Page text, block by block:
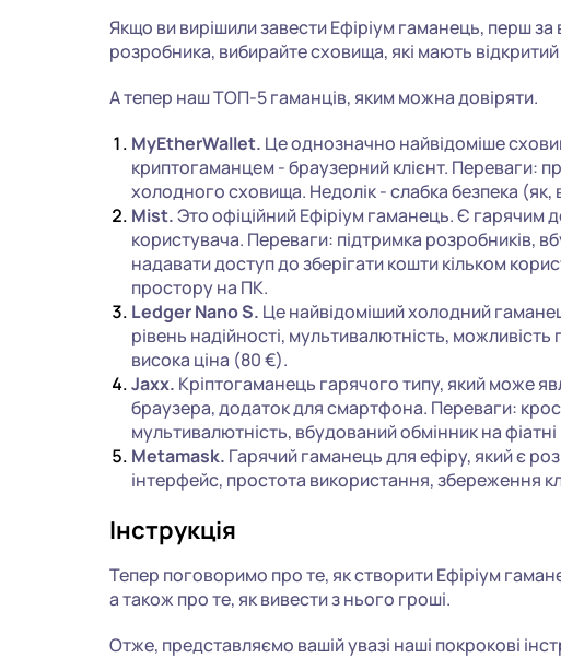
Якщо ви вирішили завести Ефіріум гаманець, перш
розробника, вибирайте сховища, які мають
А тепер наш ТОП-5 гаманців, яким можна довіряти.
MyEtherWallet. Це однозначно найвідоміше
криптогаманцем - браузерний клієнт. Переваги:
холодного сховища. Недолік - слабка безпека (як,
Mist.Это офіційний Ефіріум гаманець. Є гарячим
користувача. Переваги: підтримка розробників,
надавати доступ до зберігати кошти кільком
простору на ПК.
Ledger Nano S. Це найвідоміший холодний
рівень надійності, мультивалютність,
висока ціна (80 €).
Jaxx. Кріптогаманець гарячого типу, який може
браузера, додаток для смартфона. Переваги:
мультивалютність, вбудований обмінник на
Metamask. Гарячий гаманець для ефіру, який є
інтерфейс, простота використання, збереження
Інструкція
Тепер поговоримо про те, як створити Ефіріум
а також про те, як вивести з нього гроші.
Отже, представляємо вашій увазі наші покрокові